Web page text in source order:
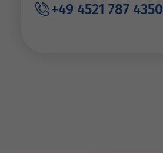
+49 4521 787 4350